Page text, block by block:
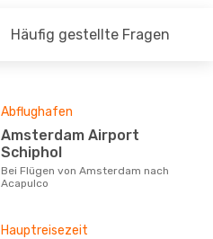
Häufig gestellte Fragen
Abflughafen
Amsterdam Airport
Schiphol
Bei Flügen von Amsterdam nach
Acapulco
Hauptreisezeit